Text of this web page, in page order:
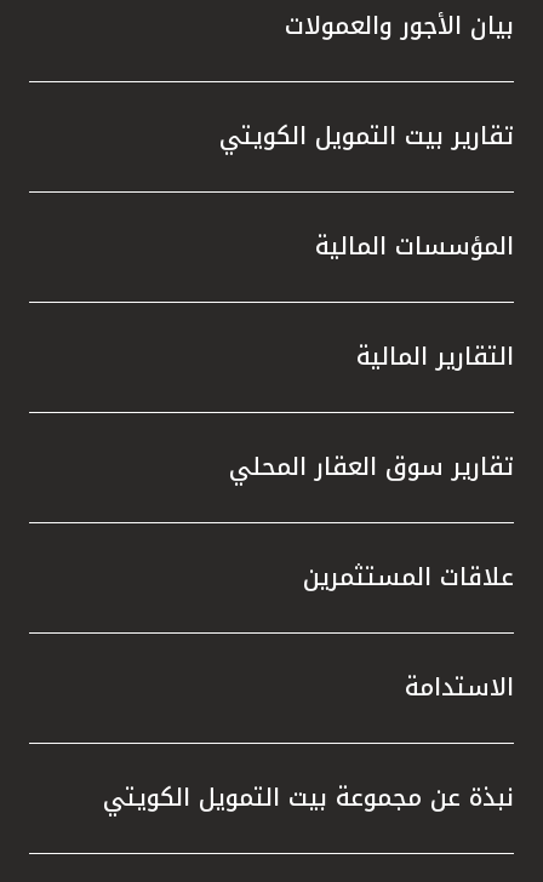
بيان الأجور والعمولات
تقارير بيت التمويل الكويتي
المؤسسات المالية
التقارير المالية
تقارير سوق العقار المحلي
علاقات المستثمرين
الاستدامة
نبذة عن مجموعة بيت التمويل الكويتي